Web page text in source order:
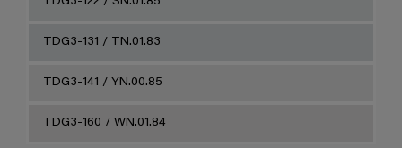
TDG3-131 / TN.01.83
TDG3-141 / YN.00.85
TDG3-160 / WN.01.84